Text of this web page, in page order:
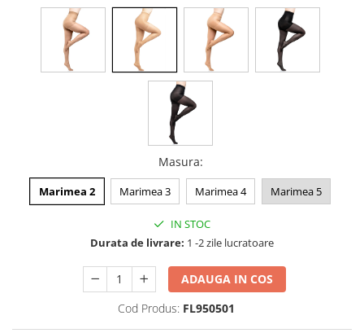
Masura:
Marimea 2 Marimea 3 Marimea 4 Marimea 5
IN STOC
Durata de livrare: 1 -2 zile lucratoare
ADAUGA IN COS
Cod Produs: FL950501